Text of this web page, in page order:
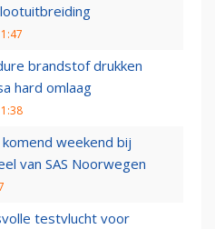
brandstof drukken
hard omlaag
weekend bij
van SAS Noorwegen
testvlucht voor